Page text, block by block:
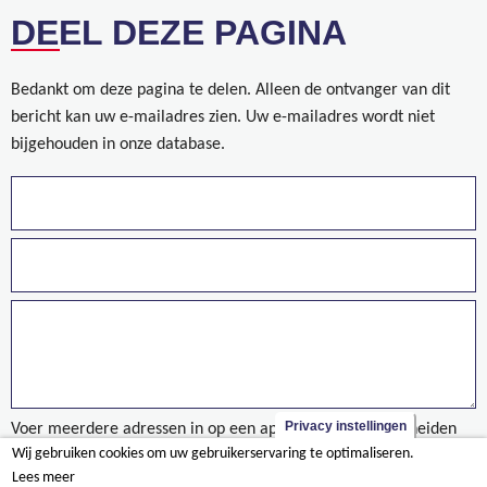
DEEL DEZE PAGINA
Bedankt om deze pagina te delen. Alleen de ontvanger van dit
bericht kan uw e-mailadres zien. Uw e-mailadres wordt niet
bijgehouden in onze database.
Voer meerdere adressen in op een aparte regels of gescheiden
door een komma.
Privacy instellingen
Wij gebruiken cookies om uw gebruikerservaring te optimaliseren.
Lees meer